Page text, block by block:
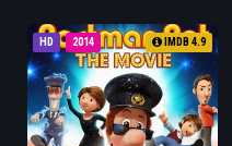
HD 2014 IMDB 4.9